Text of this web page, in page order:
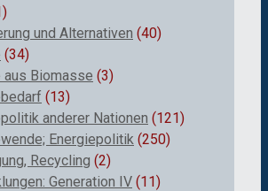
und Alternativen (40)
(34)
aus Biomasse (3)
(13)
anderer Nationen (121)
Energiepolitik (250)
Recycling (2)
Generation IV (11)